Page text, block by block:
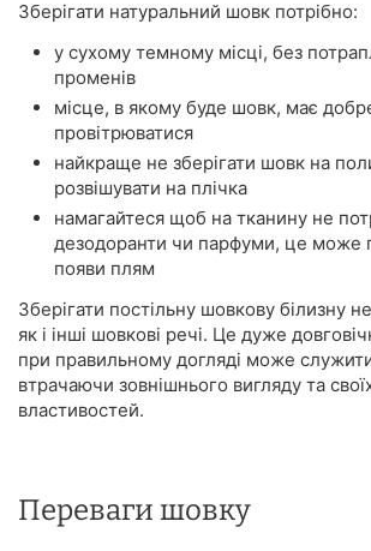
Зберігати натуральний шовк потрібно:
у сухому темному місці, без
променів
місце, в якому буде шовк, має
провітрюватися
найкраще не зберігати шовк на
розвішувати на плічка
намагайтеся щоб на тканину не
дезодоранти чи парфуми, це може
появи плям
Зберігати постільну шовкову білизну
як і інші шовкові речі. Це дуже
при правильному догляді може
втрачаючи зовнішнього вигляду та
властивостей.
Переваги шовку